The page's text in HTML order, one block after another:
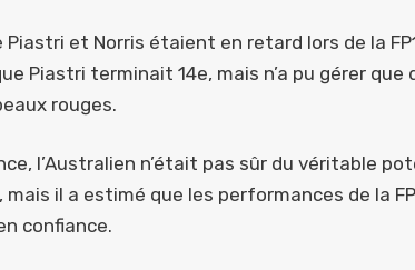
Piastri et Norris étaient en retard lors de la
Piastri terminait 14e, mais n’a pu gérer
rouges.
l’Australien n’était pas sûr du véritable
mais il a estimé que les performances de la
confiance.